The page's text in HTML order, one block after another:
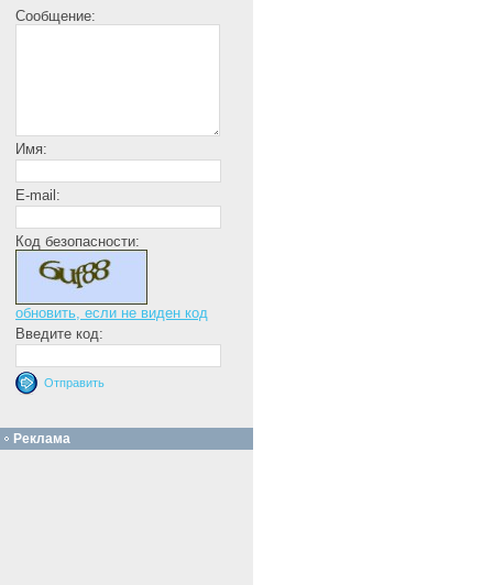
Сообщение:
Имя:
E-mail:
Код безопасности:
обновить, если не виден код
Введите код:
Реклама